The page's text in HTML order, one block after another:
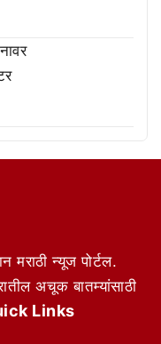
मराठी न्यूज पोर्टल.
अचूक बातम्यांसाठी
Links